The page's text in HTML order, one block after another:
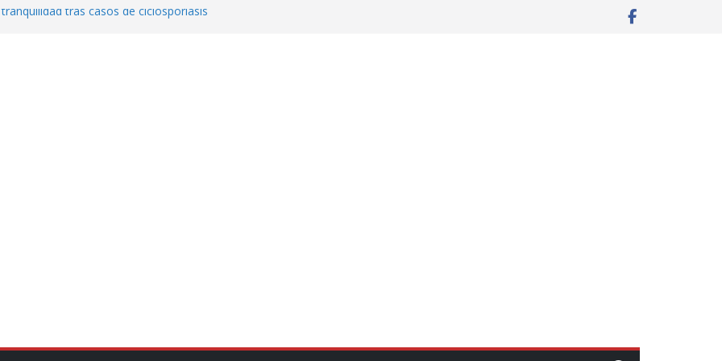
tras casos de ciclosporiasis
de vínculos con México: